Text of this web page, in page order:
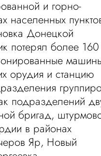
и горно-
населенных
Донецкой
потерял более 160
орудия и станцию
подразделений
бригад,
в районах
Яр, Новый